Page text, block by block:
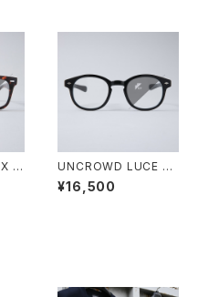
P
UNCROWD LUCE BL
ACK/GRAY Photochr
omic SHADE
¥16,500